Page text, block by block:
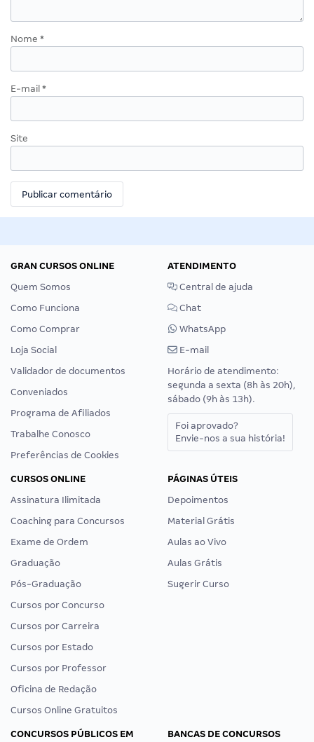
Nome *
E-mail *
Site
GRAN CURSOS ONLINE
Quem Somos
Como Funciona
Como Comprar
Loja Social
Validador de documentos
Conveniados
Programa de Afiliados
Trabalhe Conosco
Preferências de Cookies
ATENDIMENTO
Central de ajuda
Chat
WhatsApp
E-mail
Horário de atendimento:
segunda a sexta (8h às 20h),
sábado (9h às 13h).
Foi aprovado?
Envie-nos a sua história!
CURSOS ONLINE
Assinatura Ilimitada
Coaching para Concursos
Exame de Ordem
Graduação
Pós-Graduação
Cursos por Concurso
Cursos por Carreira
Cursos por Estado
Cursos por Professor
Oficina de Redação
Cursos Online Gratuitos
PÁGINAS ÚTEIS
Depoimentos
Material Grátis
Aulas ao Vivo
Aulas Grátis
Sugerir Curso
CONCURSOS PÚBLICOS EM
BANCAS DE CONCURSOS